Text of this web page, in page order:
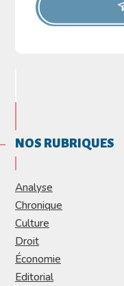
NOS RUBRIQUES
Analyse
Chronique
Culture
Droit
Économie
Editorial